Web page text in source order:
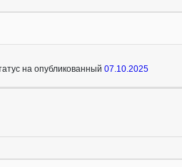
на опубликованный 07.10.2025